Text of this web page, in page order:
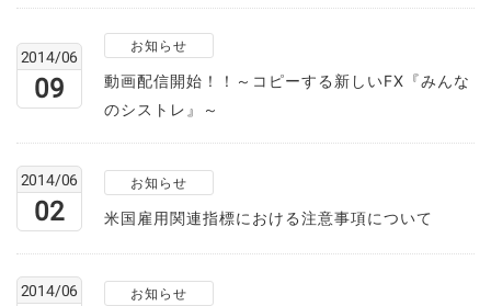
2014/06
09
お知らせ
動画配信開始！！～コピーする新しいFX『みんな
のシストレ』～
2014/06
02
お知らせ
米国雇用関連指標における注意事項について
2014/06 お知らせ